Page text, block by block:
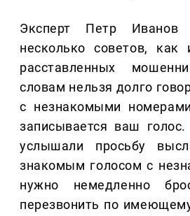
Эксперт Петр Иванов
несколько советов, как
расставленных
словам нельзя долго
с незнакомыми
записывается ваш
услышали просьбу
знакомым голосом с
нужно немедленно
перезвонить по